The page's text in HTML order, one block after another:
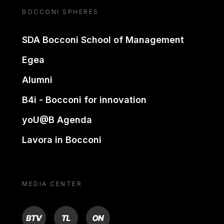
BOCCONI SPHERES
SDA Bocconi School of Management
Egea
Alumni
B4i - Bocconi for innovation
yoU@B Agenda
Lavora in Bocconi
MEDIA CENTER
BTV TL ON